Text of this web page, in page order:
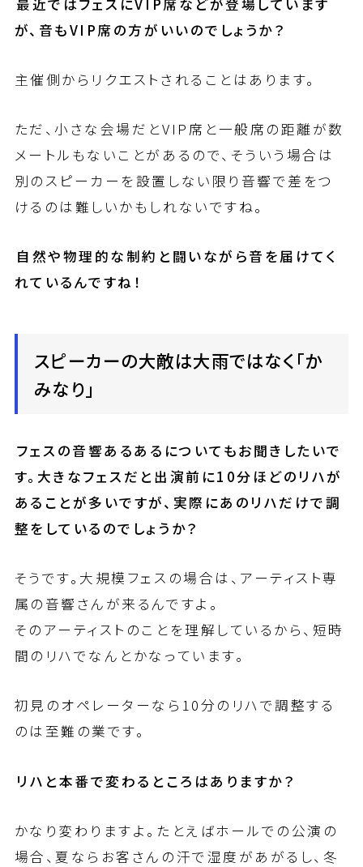
が、音もVIP席の方がいいのでしょうか？
主催側からリクエストされることはあります。
ただ、小さな会場だとVIP席と一般席の距離が数
メートルもないことがあるので、そういう場合は
別のスピーカーを設置しない限り音響で差をつ
けるのは難しいかもしれないですね。
――自然や物理的な制約と闘いながら音を届けてく
れているんですね！
スピーカーの大敵は大雨ではなく「か
みなり」
――フェスの音響あるあるについてもお聞きしたいで
す。大きなフェスだと出演前に10分ほどのリハが
あることが多いですが、実際にあのリハだけで調
整をしているのでしょうか？
そうです。大規模フェスの場合は、アーティスト専
属の音響さんが来るんですよ。
そのアーティストのことを理解しているから、短時
間のリハでなんとかなっています。
初見のオペレーターなら10分のリハで調整する
のは至難の業です。
――リハと本番で変わるところはありますか？
かなり変わりますよ。たとえばホールでの公演の
場合、夏ならお客さんの汗で湿度があがるし、冬